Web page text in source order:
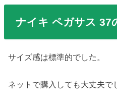
ナイキ ペガサス 37
サイズ感は標準的でした。
ネットで購入しても大丈夫で